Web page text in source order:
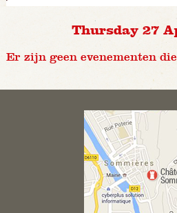
Thursday 27
Er zijn geen evenementen